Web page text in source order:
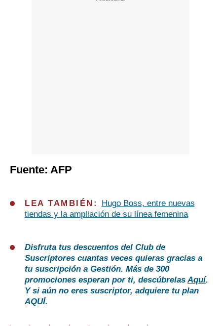
Fuente: AFP
LEA TAMBIÉN:
Hugo Boss, entre nuevas
tiendas y la ampliación de su línea femenina
Disfruta tus descuentos del Club de
Suscriptores cuantas veces quieras gracias a
tu suscripción a Gestión. Más de 300
promociones esperan por ti, descúbrelasAquí.
Y si aún no eres suscriptor, adquiere tu plan
AQUÍ.